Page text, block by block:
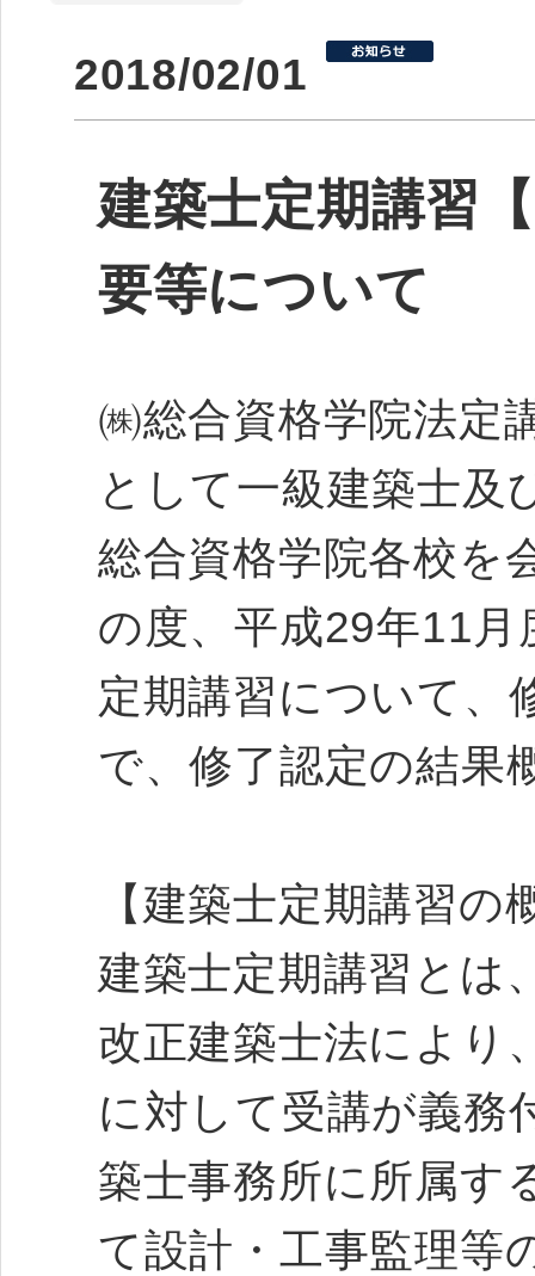
2018/02/01
建築士定期講習
要等について
㈱総合資格学院法定
として一級建築士及
総合資格学院各校を
の度、平成29年11
定期講習について、
で、修了認定の結果
【建築士定期講習の
建築士定期講習とは
改正建築士法により
に対して受講が義務
築士事務所に所属す
て設計・工事監理等